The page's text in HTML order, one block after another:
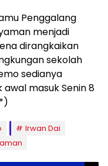
Penggalang
menjadi
dirangkaikan
sekolah
sedianya
masuk Senin 8
Irwan Dai